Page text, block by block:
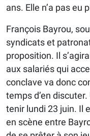
ans. Elle n’a pas eu
François Bayrou,
syndicats et
proposition. Il
aux salariés qui
conclave va donc
temps d’en
tenir lundi 23 juin. Il
en scène entre